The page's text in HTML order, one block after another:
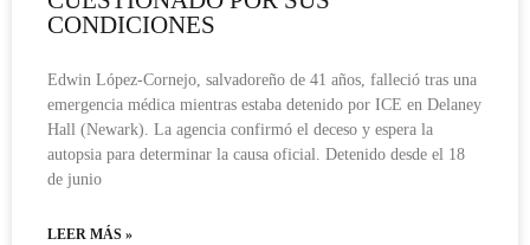
CONDICIONES
Edwin López-Cornejo, salvadoreño de 41 años, falleció tras una
emergencia médica mientras estaba detenido por ICE en Delaney
Hall (Newark). La agencia confirmó el deceso y espera la
autopsia para determinar la causa oficial. Detenido desde el 18
de junio
LEER MÁS »